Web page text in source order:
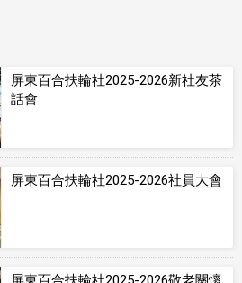
屏東百合扶輪社2025-2026新社友茶
話會
屏東百合扶輪社2025-2026社員大會